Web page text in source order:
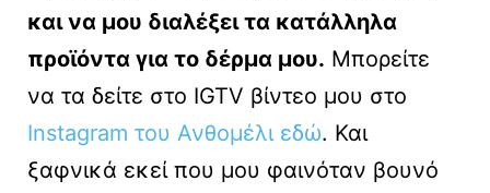
και να μου διαλέξει τα κατάλληλα
προϊόντα για το δέρμα μου. Μπορείτε
να τα δείτε στο IGTV βίντεο μου στο
Instagram του Ανθομέλι εδώ. Και
ξαφνικά εκεί που μου φαινόταν βουνό